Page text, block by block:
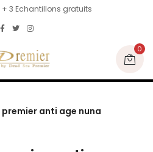
+ 3 Echantillons gratuits
0
anti age nuna